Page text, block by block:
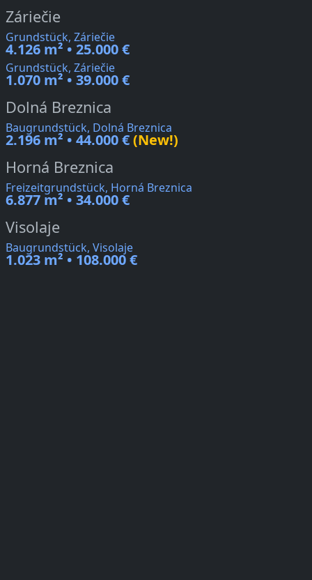
Záriečie
Grundstück, Záriečie
4.126 m² • 25.000 €
Grundstück, Záriečie
1.070 m² • 39.000 €
Dolná Breznica
Baugrundstück, Dolná Breznica
2.196 m² • 44.000 €(New!)
Horná Breznica
Freizeitgrundstück, Horná Breznica
6.877 m² • 34.000 €
Visolaje
Baugrundstück, Visolaje
1.023 m² • 108.000 €